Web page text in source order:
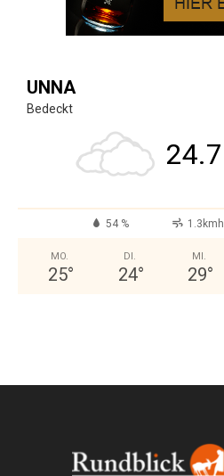
UNNA
Bedeckt
24.7
54 % 1.3kmh
MO.
25°
DI.
24°
MI.
29°